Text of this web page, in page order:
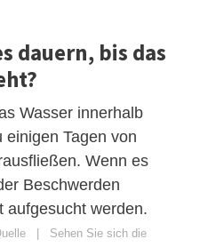
dauern, bis das
Wasser innerhalb
Tagen von
Wenn es
Beschwerden
aufgesucht werden.
Sehen Sie sich die